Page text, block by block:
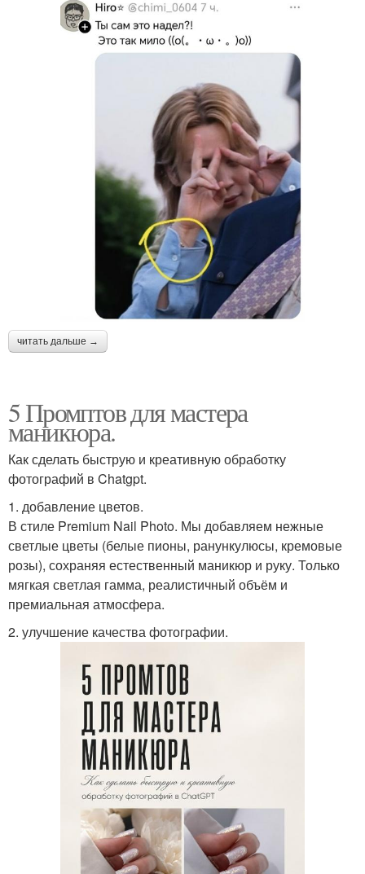
читать дальше →
5 Промптов для мастера
маникюра.
Как сделать быструю и креативную обработку
фотографий в Chatgpt.
1. добавление цветов.
В стиле Premium Nail Photo. Мы добавляем нежные
светлые цветы (белые пионы, ранункулюсы, кремовые
розы), сохраняя естественный маникюр и руку. Только
мягкая светлая гамма, реалистичный объём и
премиальная атмосфера.
2. улучшение качества фотографии.